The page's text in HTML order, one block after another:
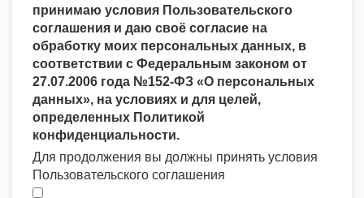
принимаю условия Пользовательского
соглашения и даю своё согласие на
обработку моих персональных данных, в
соответствии с Федеральным законом от
27.07.2006 года №152-ФЗ «О персональных
данных», на условиях и для целей,
определенных Политикой
конфиденциальности.
Для продолжения вы должны принять условия
Пользовательского соглашения